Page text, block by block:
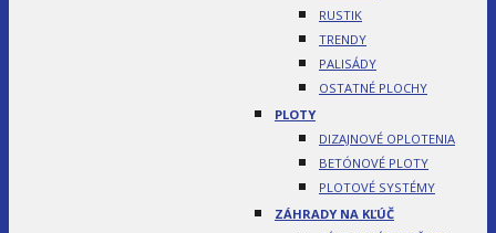
RUSTIK
TRENDY
PALISÁDY
OSTATNÉ PLOCHY
PLOTY
DIZAJNOVÉ OPLOTENIA
BETÓNOVÉ PLOTY
PLOTOVÉ SYSTÉMY
ZÁHRADY NA KĽÚČ